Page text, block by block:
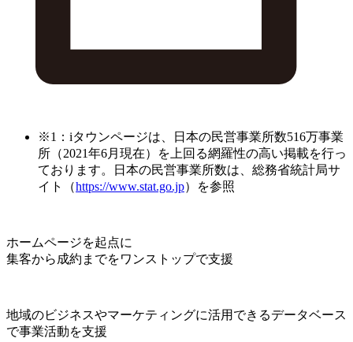
※1：iタウンページは、日本の民営事業所数516万事業
所（2021年6月現在）を上回る網羅性の高い掲載を行っ
ております。日本の民営事業所数は、総務省統計局サ
イト（https://www.stat.go.jp）を参照
ホームページを起点に
集客から成約までをワンストップで支援
地域のビジネスやマーケティングに活用できるデータベース
で事業活動を支援